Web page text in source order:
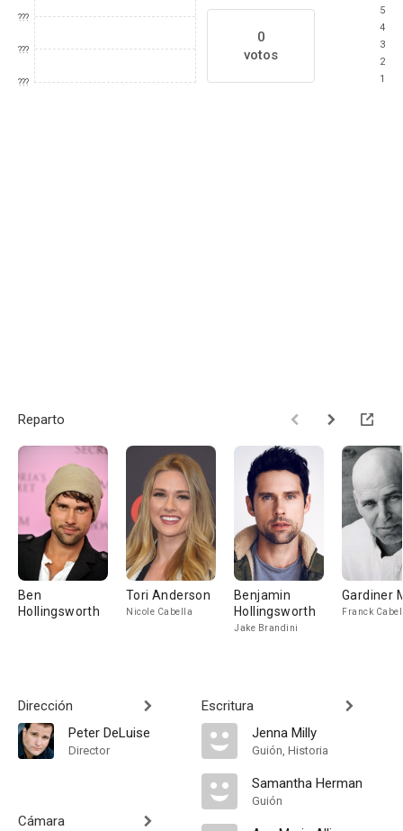
???
???
???
0
votos
5
4
3
2
1
Reparto
Ben
Hollingsworth
Tori Anderson
Nicole Cabella
Benjamin
Hollingsworth
Jake Brandini
Gardiner
Franck
Dirección
Peter DeLuise
Director
Cámara
Escritura
Jenna Milly
Guión, Historia
Samantha Herman
Guión